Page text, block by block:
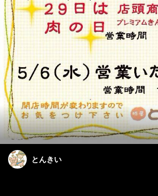
とんきい